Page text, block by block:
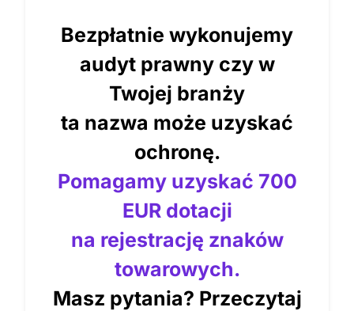
Bezpłatnie wykonujemy
audyt prawny czy w
Twojej branży
ta nazwa może uzyskać
ochronę.
Pomagamy uzyskać 700
EUR dotacji
na rejestrację znaków
towarowych.
Masz pytania? Przeczytaj